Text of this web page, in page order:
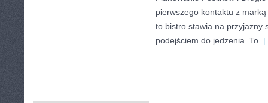
pierwszego kontaktu z
to bistro stawia na przyjazny
podejściem do jedzenia. To [